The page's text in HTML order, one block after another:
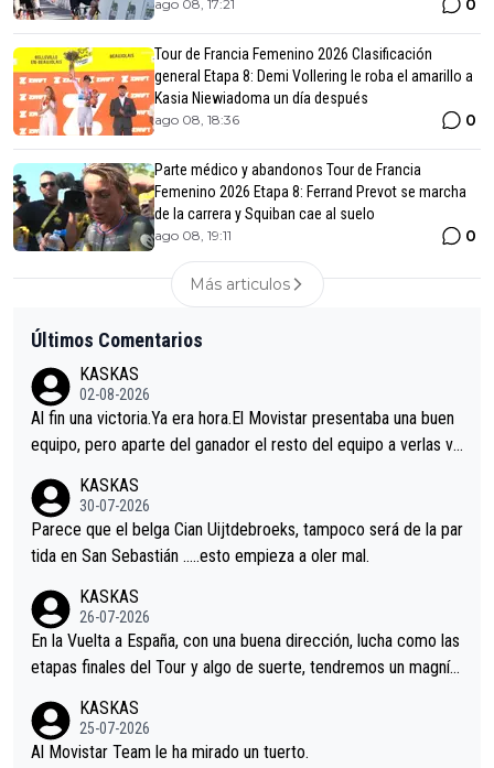
ago 08, 17:21 0
Tour de Francia Femenino 2026 Clasificación
general Etapa 8: Demi Vollering le roba el amarillo a
Kasia Niewiadoma un día después
ago 08, 18:36 0
Parte médico y abandonos Tour de Francia
Femenino 2026 Etapa 8: Ferrand Prevot se marcha
de la carrera y Squiban cae al suelo
ago 08, 19:11 0
Más articulos
Últimos Comentarios
KASKAS
02-08-2026
Al fin una victoria.Ya era hora.El Movistar presentaba una buen
equipo, pero aparte del ganador el resto del equipo a verlas ve
s.La única buena noticia es la mejoría de Enric Más en San Seb
astian.Si en la Vuelta a Burgos sigue la mejoría, podríamos ten
er alguna sorpresa en la Vuelta.Ojalá.
KASKAS
30-07-2026
Parece que el belga Cian Uijtdebroeks, tampoco será de la par
tida en San Sebastián …..esto empieza a oler mal.
KASKAS
26-07-2026
En la Vuelta a España, con una buena dirección, lucha como las
etapas finales del Tour y algo de suerte, tendremos un magnífi
KASKAS
25-07-2026
Al Movistar Team le ha mirado un tuerto.